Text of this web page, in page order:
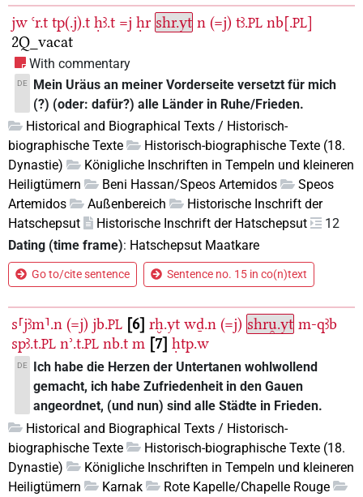
jw ꜥr.t tp(.j).t ḥꜣ.t =j ḥr shr.yt n (=j) tꜣ.PL nb[.PL]
2Q_vacat
With commentary
DE
Mein Uräus an meiner Vorderseite versetzt für mich
(?) (oder: dafür?) alle Länder in Ruhe/Frieden.
Historical and Biographical Texts / Historisch-
biographische Texte
Historisch-biographische Texte (18.
Dynastie)
Königliche Inschriften in Tempeln und kleineren
Heiligtümern
Beni Hassan/Speos Artemidos
Speos
Artemidos
Außenbereich
Historische Inschrift der
Hatschepsut
Historische Inschrift der Hatschepsut
12
Dating (time frame): Hatschepsut Maatkare
Go to/cite sentence Sentence no. 15 in co(n)text
s⸢jꜣm⸣.n (=j) jb.PL 6 rḫ.yt wḏ.n (=j) shru̯.yt m-qꜣb
spꜣ.t.PL nʾ.t.PL nb.t m 7 ḥtp.w
DE
Ich habe die Herzen der Untertanen wohlwollend
gemacht, ich habe Zufriedenheit in den Gauen
angeordnet, (und nun) sind alle Städte in Frieden.
Historical and Biographical Texts / Historisch-
biographische Texte
Historisch-biographische Texte (18.
Dynastie)
Königliche Inschriften in Tempeln und kleineren
Heiligtümern
Karnak
Rote Kapelle/Chapelle Rouge